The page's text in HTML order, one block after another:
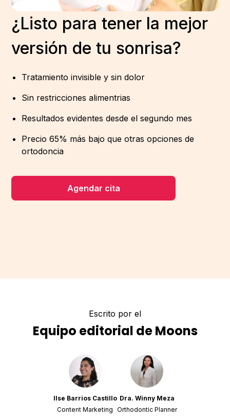
¿Listo para tener la mejor
versión de tu sonrisa?
Tratamiento invisible y sin dolor
Sin restricciones alimentrias
Resultados evidentes desde el segundo mes
Precio 65% más bajo que otras opciones de
ortodoncia
Agendar cita
Escrito por el
Equipo editorial de Moons
Ilse Barrios Castillo
Content Marketing
Dra. Winny Meza
Orthodontic Planner